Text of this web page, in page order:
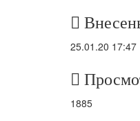
25.01.20 17:47
1885